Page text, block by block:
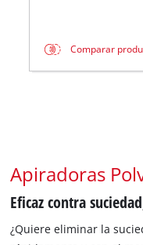
Comparar
Apiradoras
Eficaz contra
¿Quiere eliminar la